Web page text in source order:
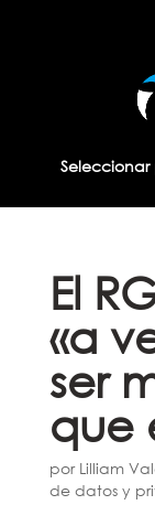
El
«a
ser
que
por Lilliam
de datos y